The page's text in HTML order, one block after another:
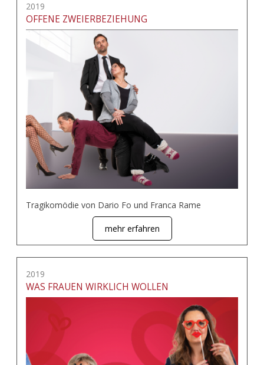
2019
OFFENE ZWEIERBEZIEHUNG
Tragikomödie von Dario Fo und Franca Rame
mehr erfahren
2019
WAS FRAUEN WIRKLICH WOLLEN